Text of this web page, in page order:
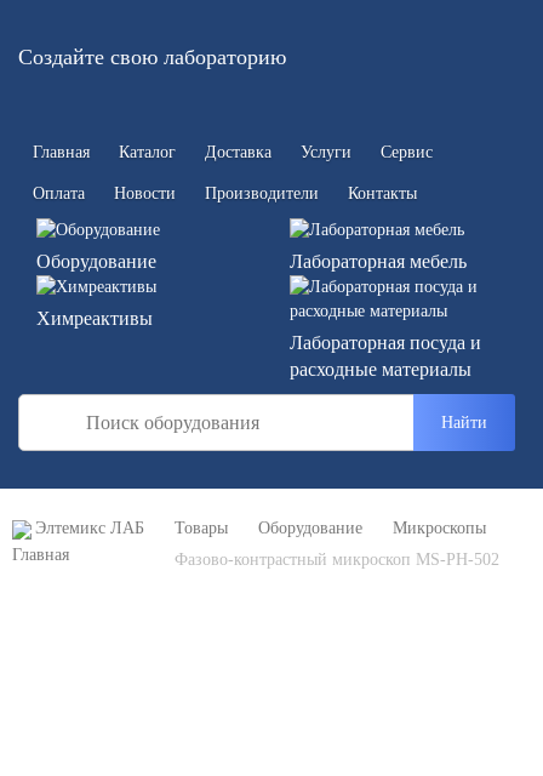
Создайте свою лабораторию
Главная Каталог Доставка Услуги Сервис
Оплата Новости Производители Контакты
Оборудование Лабораторная мебель
Химреактивы
Лабораторная посуда и
расходные материалы
Найти
Элтемикс ЛАБ Товары Оборудование
Микроскопы
Фазово-контрастный микроскоп MS-PH-502